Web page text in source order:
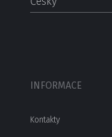
INFORMACE
Kontakty